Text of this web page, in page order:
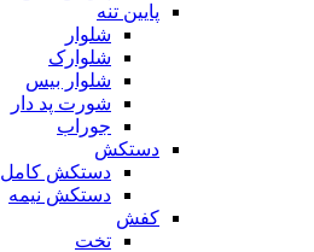
پایین تنه
شلوار
شلوارک
شلوار بیس
شورت پد دار
جوراب
دستکش
دستکش کامل
دستکش نیمه
کفش
تخت